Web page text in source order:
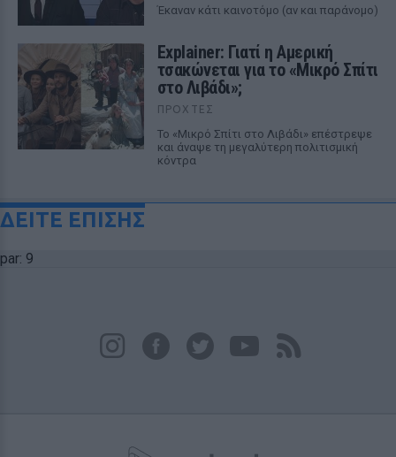
Έκαναν κάτι καινοτόμο (αν και παράνομο)
Explainer: Γιατί η Αμερική
τσακώνεται για το «Μικρό Σπίτι
στο Λιβάδι»;
ΠΡΟΧΤΈΣ
Το «Μικρό Σπίτι στο Λιβάδι» επέστρεψε
και άναψε τη μεγαλύτερη πολιτισμική
κόντρα
ΔΕΙΤΕ ΕΠΙΣΗΣ
par: 9